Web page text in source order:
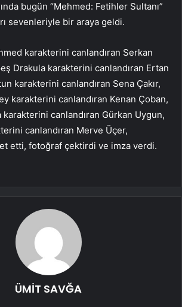
bugün “Mehmed: Fetihler Sultanı”
sevenleriyle bir araya geldi.
karakterini canlandıran Serkan
Drakula karakterini canlandıran Ertan
karakterini canlandıran Sena Çakır,
karakterini canlandıran Kenan Çoban,
karakterini canlandıran Gürkan Uygun,
canlandıran Merve Üçer,
etti, fotoğraf çektirdi ve imza verdi.
ÜMİT SAVĞA